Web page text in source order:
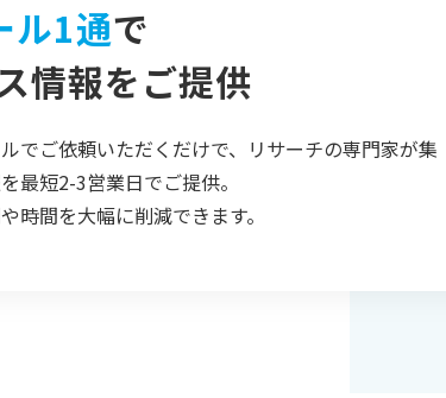
ル1通で
情報をご提供
でご依頼いただくだけで、リサーチの専門家が集
最短2-3営業日でご提供。
時間を大幅に削減できます。